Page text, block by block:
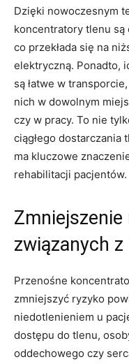
Dzięki nowoczesnym
koncentratory tlenu
‍co przekłada się ‌na
‌elektryczną. Ponadto,
są łatwe w
nich⁣ w⁢ dowolnym
czy‌ w ⁣pracy. To nie⁤
ciągłego dostarczania
ma kluczowe
rehabilitacji pacjentów.
Zmniejszenie
związanych⁢
Przenośne
zmniejszyć ryzyko
niedotlenieniem u
dostępu do tlenu,
oddechowego czy‍